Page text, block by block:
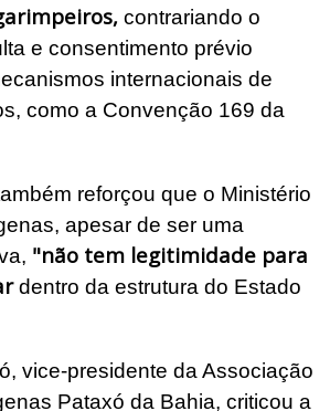
contrariando o
e consentimento prévio
internacionais de
como a Convenção 169 da
reforçou que o Ministério
apesar de ser uma
"não tem legitimidade para
dentro da estrutura do Estado
vice-presidente da Associação
Pataxó da Bahia, criticou a